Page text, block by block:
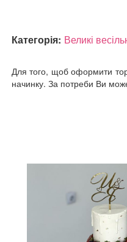
Категорія: Великі
Для того, щоб оформити
начинку. За потреби Ви